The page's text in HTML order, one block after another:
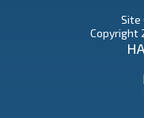
Site
Copyright